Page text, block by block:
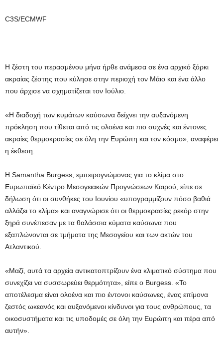
C3S/ECMWF
Η ζέστη του περασμένου μήνα ήρθε ανάμεσα σε ένα αρχικό ξόρκι
ακραίας ζέστης που κύλησε στην περιοχή τον Μάιο και ένα άλλο
που άρχισε να σχηματίζεται τον Ιούλιο.
«Η διαδοχή των κυμάτων καύσωνα δείχνει την αυξανόμενη
πρόκληση που τίθεται από τις ολοένα και πιο συχνές και έντονες
ακραίες θερμοκρασίες σε όλη την Ευρώπη και τον κόσμο», αναφέρει
η έκθεση.
Η Samantha Burgess, εμπειρογνώμονας για το κλίμα στο
Ευρωπαϊκό Κέντρο Μεσογειακών Προγνώσεων Καιρού, είπε σε
δήλωση ότι οι συνθήκες του Ιουνίου «υπογραμμίζουν πόσο βαθιά
αλλάζει το κλίμα» και αναγνώρισε ότι οι θερμοκρασίες ρεκόρ στην
ξηρά συνέπεσαν με τα θαλάσσια κύματα καύσωνα που
εξαπλώνονται σε τμήματα της Μεσογείου και των ακτών του
Ατλαντικού.
«Μαζί, αυτά τα αρχεία αντικατοπτρίζουν ένα κλιματικό σύστημα που
συνεχίζει να συσσωρεύει θερμότητα», είπε ο Burgess. «Το
αποτέλεσμα είναι ολοένα και πιο έντονοι καύσωνες, ένας επίμονα
ζεστός ωκεανός και αυξανόμενοι κίνδυνοι για τους ανθρώπους, τα
οικοσυστήματα και τις υποδομές σε όλη την Ευρώπη και πέρα ​​από
αυτήν».